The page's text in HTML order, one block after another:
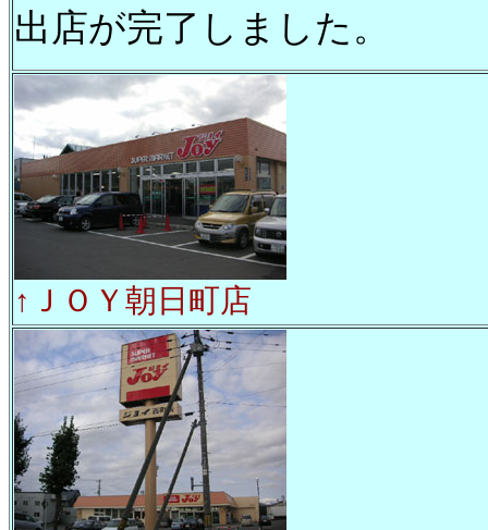
出店が完了しました。
↑ＪＯＹ朝日町店